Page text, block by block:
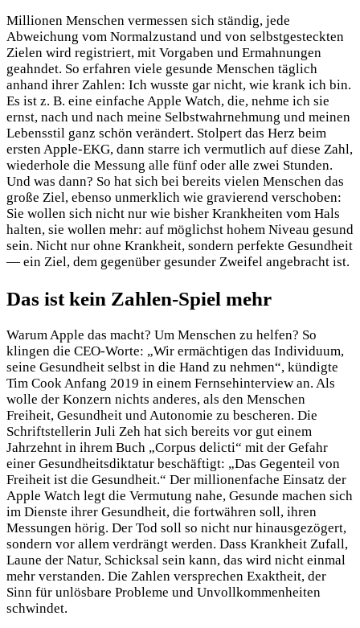
Millionen Menschen vermessen sich ständig, jede
Abweichung vom Normalzustand und von selbstgesteckten
Zielen wird registriert, mit Vorgaben und Ermahnungen
geahndet. So erfahren viele gesunde Menschen täglich
anhand ihrer Zahlen: Ich wusste gar nicht, wie krank ich bin.
Es ist z. B. eine einfache Apple Watch, die, nehme ich sie
ernst, nach und nach meine Selbstwahrnehmung und meinen
Lebensstil ganz schön verändert. Stolpert das Herz beim
ersten Apple-EKG, dann starre ich vermutlich auf diese Zahl,
wiederhole die Messung alle fünf oder alle zwei Stunden.
Und was dann? So hat sich bei bereits vielen Menschen das
große Ziel, ebenso unmerklich wie gravierend verschoben:
Sie wollen sich nicht nur wie bisher Krankheiten vom Hals
halten, sie wollen mehr: auf möglichst hohem Niveau gesund
sein. Nicht nur ohne Krankheit, sondern perfekte Gesundheit
— ein Ziel, dem gegenüber gesunder Zweifel angebracht ist.
Das ist kein Zahlen-Spiel mehr
Warum Apple das macht? Um Menschen zu helfen? So
klingen die CEO-Worte: „Wir ermächtigen das Individuum,
seine Gesundheit selbst in die Hand zu nehmen“, kündigte
Tim Cook Anfang 2019 in einem Fernsehinterview an. Als
wolle der Konzern nichts anderes, als den Menschen
Freiheit, Gesundheit und Autonomie zu bescheren. Die
Schriftstellerin Juli Zeh hat sich bereits vor gut einem
Jahrzehnt in ihrem Buch „Corpus delicti“ mit der Gefahr
einer Gesundheitsdiktatur beschäftigt: „Das Gegenteil von
Freiheit ist die Gesundheit.“ Der millionenfache Einsatz der
Apple Watch legt die Vermutung nahe, Gesunde machen sich
im Dienste ihrer Gesundheit, die fortwähren soll, ihren
Messungen hörig. Der Tod soll so nicht nur hinausgezögert,
sondern vor allem verdrängt werden. Dass Krankheit Zufall,
Laune der Natur, Schicksal sein kann, das wird nicht einmal
mehr verstanden. Die Zahlen versprechen Exaktheit, der
Sinn für unlösbare Probleme und Unvollkommenheiten
schwindet.